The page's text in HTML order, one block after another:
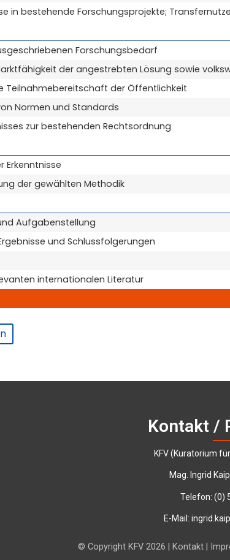
in bestehende Forschungsprojekte;
Forschungsbedarf
der angestrebten Lösung sowie
Teilnahmebereitschaft der Öffentlichkeit
Normen und Standards
zur bestehenden Rechtsordnung
Erkenntnisse
der gewählten Methodik
Aufgabenstellung
und Schlussfolgerungen
internationalen Literatur
Kontakt /
KFV (Kuratorium
Mag. Ingrid
Telefon: ‭(0)
E-Mail:
© Copyright KFV 2026 | Kontakt|